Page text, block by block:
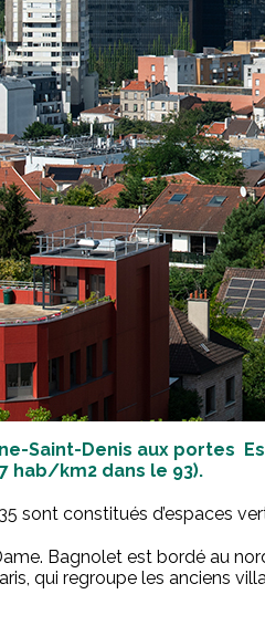
Saint-Denis aux portes
hab/km2 dans le 93).
sont constitués d’espaces
Bagnolet est bordé au
qui regroupe les anciens